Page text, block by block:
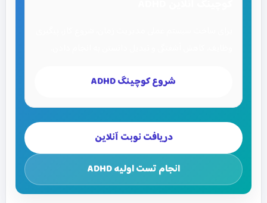
شروع کوچینگ ADHD
دریافت نوبت آنلاین
انجام تست اولیه ADHD